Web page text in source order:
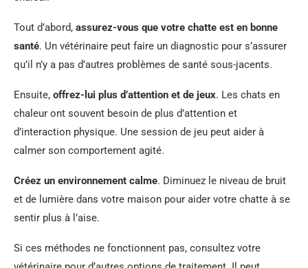
Tout d’abord, assurez-vous que votre chatte est en bonne
santé. Un vétérinaire peut faire un diagnostic pour s’assurer
qu’il n’y a pas d’autres problèmes de santé sous-jacents.
Ensuite, offrez-lui plus d’attention et de jeux. Les chats en
chaleur ont souvent besoin de plus d’attention et
d’interaction physique. Une session de jeu peut aider à
calmer son comportement agité.
Créez un environnement calme. Diminuez le niveau de bruit
et de lumière dans votre maison pour aider votre chatte à se
sentir plus à l’aise.
Si ces méthodes ne fonctionnent pas, consultez votre